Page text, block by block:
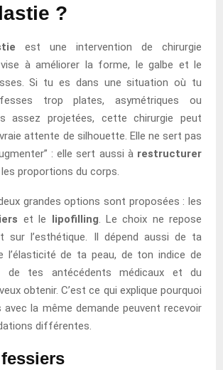
?
est une intervention de chirurgie
à améliorer la forme, le galbe et le
Si tu es dans une situation où tu
trop plates, asymétriques ou
assez projetées, cette chirurgie peut
attente de silhouette. Elle ne sert pas
: elle sert aussi à restructurer
proportions du corps.
grandes options sont proposées : les
et le lipofilling . Le choix ne repose
sur l’esthétique. Il dépend aussi de ta
l’élasticité de ta peau, de ton indice de
de tes antécédents médicaux et du
obtenir. C’est ce qui explique pourquoi
avec la même demande peuvent recevoir
différentes.